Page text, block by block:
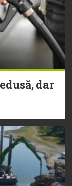
dar